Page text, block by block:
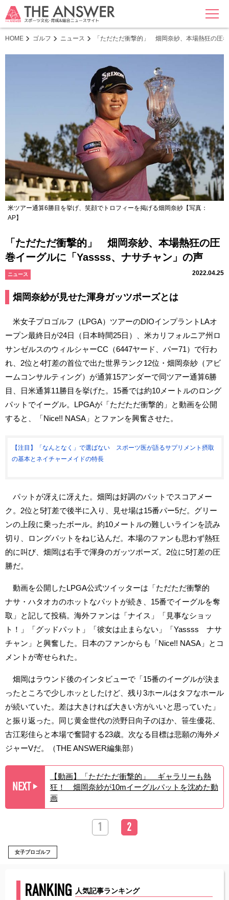
MENU
HOME ゴルフ ニュース 「ただただ衝撃的」 畑岡奈紗、本場熱狂の圧
米ツアー通算6勝目を挙げ、笑顔でトロフィーを掲げる畑岡奈紗【写真：
AP】
「ただただ衝撃的」 畑岡奈紗、本場熱狂の圧
巻イーグルに「Yassss、ナサチャン」の声
ニュース 2022.04.25
畑岡奈紗が見せた渾身ガッツポーズとは
米女子プロゴルフ（LPGA）ツアーのDIOインプラントLAオ
ープン最終日が24日（日本時間25日）、米カリフォルニア州ロ
サンゼルスのウィルシャーCC（6447ヤード、パー71）で行わ
れ、2位と4打差の首位で出た世界ランク12位・畑岡奈紗（アビ
ームコンサルティング）が通算15アンダーで同ツアー通算6勝
目、日米通算11勝目を挙げた。15番では約10メートルのロング
パットでイーグル。LPGAが「ただただ衝撃的」と動画を公開
すると、「Nice!! NASA」とファンを興奮させた。
【注目】「なんとなく」で選ばない スポーツ医が語るサプリメント摂取
の基本とネイチャーメイドの特長
パットが冴えに冴えた。畑岡は好調のパットでスコアメー
ク。2位と5打差で後半に入り、見せ場は15番パー5だ。グリー
ンの上段に乗ったボール。約10メートルの難しいラインを読み
切り、ロングパットをねじ込んだ。本場のファンも思わず熱狂
的に叫び、畑岡は右手で渾身のガッツポーズ。2位に5打差の圧
勝だ。
動画を公開したLPGA公式ツイッターは「ただただ衝撃的
ナサ・ハタオカのホットなパットが続き、15番でイーグルを奪
取」と記して投稿。海外ファンは「ナイス」「見事なショッ
ト！」「グッドパット」「彼女は止まらない」「Yassss ナサ
チャン」と興奮した。日本のファンからも「Nice!! NASA」とコ
メントが寄せられた。
畑岡はラウンド後のインタビューで「15番のイーグルが決ま
ったところで少しホッとしたけど、残り3ホールはタフなホール
が続いていた。差は大きければ大きい方がいいと思っていた」
と振り返った。同じ黄金世代の渋野日向子のほか、笹生優花、
古江彩佳らと本場で奮闘する23歳。次なる目標は悲願の海外メ
ジャーVだ。（THE ANSWER編集部）
NEXT ▶︎
【動画】「ただただ衝撃的」 ギャラリーも熱
狂！ 畑岡奈紗が10mイーグルパットを沈めた動
画
1 2
女子プロゴルフ
RANKING 人気記事ランキング